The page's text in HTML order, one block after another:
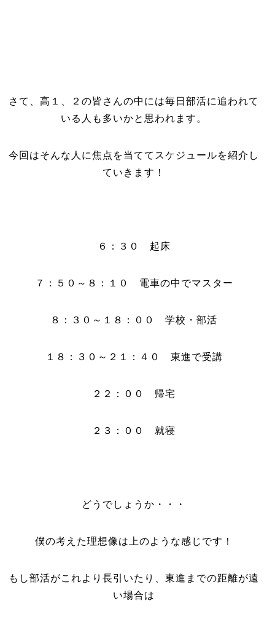
さて、高１、２の皆さんの中には毎日部活に追われて
いる人も多いかと思われます。
今回はそんな人に焦点を当ててスケジュールを紹介し
ていきます！
６：３０ 起床
７：５０～８：１０ 電車の中でマスター
８：３０～１８：００ 学校・部活
１８：３０～２１：４０ 東進で受講
２２：００ 帰宅
２３：００ 就寝
どうでしょうか・・・
僕の考えた理想像は上のような感じです！
もし部活がこれより長引いたり、東進までの距離が遠
い場合は